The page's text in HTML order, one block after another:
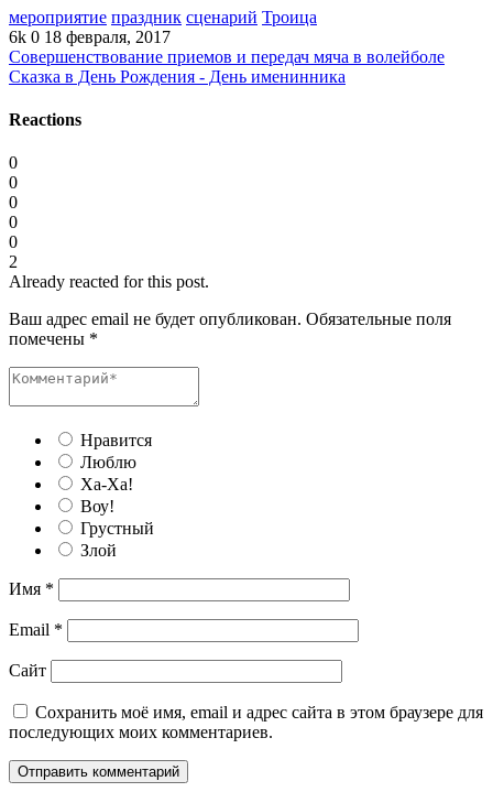
мероприятие праздник сценарий Троица
6k 0 18 февраля, 2017
Совершенствование приемов и передач мяча в волейболе
Сказка в День Рождения - День именинника
Reactions
0
0
0
0
0
2
Already reacted for this post.
Ваш адрес email не будет опубликован. Обязательные поля
помечены *
Нравится
Люблю
Ха-Ха!
Воу!
Грустный
Злой
Имя *
Email *
Сайт
Сохранить моё имя, email и адрес сайта в этом браузере для
последующих моих комментариев.